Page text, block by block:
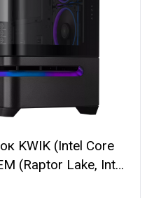
KWIK (Intel Core
(Raptor Lake, Intel
64 ГБ ОЗУ (2